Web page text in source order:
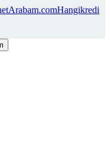
Arabam.comHangikredi